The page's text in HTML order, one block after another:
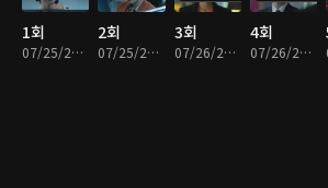
1회
07/25/2018 • 31분
2회
07/25/2018 • 29분
3회
07/26/2018 • 31분
4회
07/26/2018 • 28분